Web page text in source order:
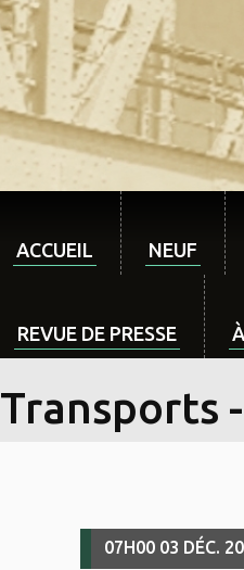
ACCUEIL NEUF
REVUE DE PRESSE
Transports
07H00 03 DÉC.